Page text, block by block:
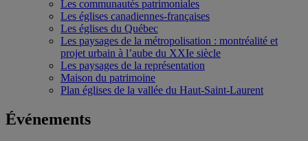
Les communautés patrimoniales
Les églises canadiennes-françaises
Les églises du Québec
Les paysages de la métropolisation : montréalité et
projet urbain à l’aube du XXIe siècle
Les paysages de la représentation
Maison du patrimoine
Plan églises de la vallée du Haut-Saint-Laurent
Événements